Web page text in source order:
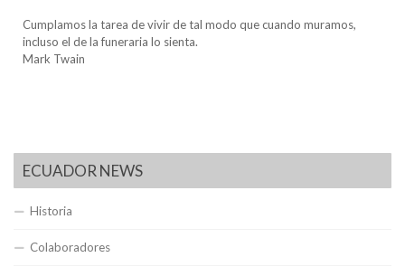
Cumplamos la tarea de vivir de tal modo que cuando muramos,
incluso el de la funeraria lo sienta.
Mark Twain
ECUADOR NEWS
Historia
Colaboradores